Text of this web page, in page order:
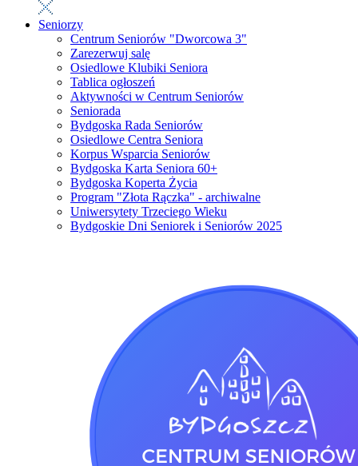
Seniorzy
Centrum Seniorów "Dworcowa 3"
Zarezerwuj salę
Osiedlowe Klubiki Seniora
Tablica ogłoszeń
Aktywności w Centrum Seniorów
Seniorada
Bydgoska Rada Seniorów
Osiedlowe Centra Seniora
Korpus Wsparcia Seniorów
Bydgoska Karta Seniora 60+
Bydgoska Koperta Życia
Program "Złota Rączka" - archiwalne
Uniwersytety Trzeciego Wieku
Bydgoskie Dni Seniorek i Seniorów 2025